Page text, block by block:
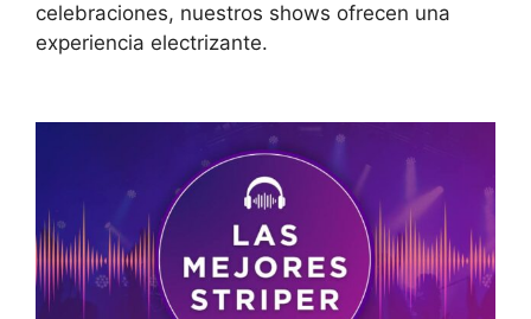
celebraciones, nuestros shows ofrecen una
experiencia electrizante.